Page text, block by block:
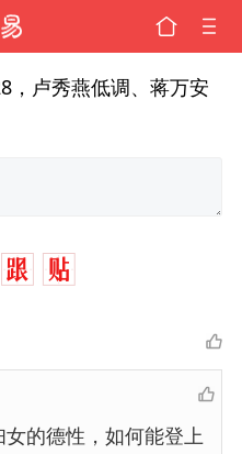
，卢秀燕低调、蒋万安
的德性，如何能登上